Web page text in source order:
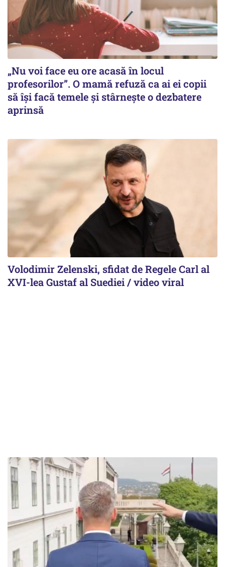
„Nu voi face eu ore acasă în locul
profesorilor”. O mamă refuză ca ai ei copii
să își facă temele și stârnește o dezbatere
aprinsă
Volodimir Zelenski, sfidat de Regele Carl al
XVI-lea Gustaf al Suediei / video viral